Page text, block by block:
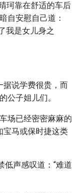
珂靠在舒适的车后
自安慰自己道：
我是女儿身之
说学费很贵，而
公子姐儿们。
场已经密密麻麻的
马或保时捷这类
低声感叹道：“难道